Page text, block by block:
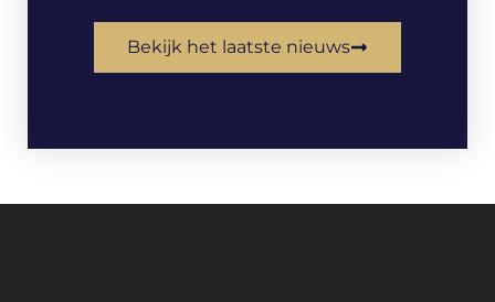
Bekijk het laatste nieuws